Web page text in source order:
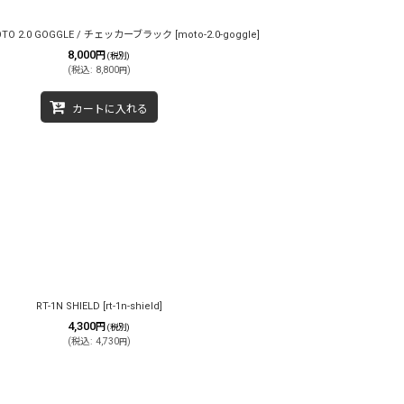
2.0 GOGGLE / チェッカーブラック [moto-2.0-goggle]
8,000円 (税別)
(税込: 8,800円)
カートに入れる
RT-1N SHIELD [rt-1n-shield]
4,300円 (税別)
(税込: 4,730円)